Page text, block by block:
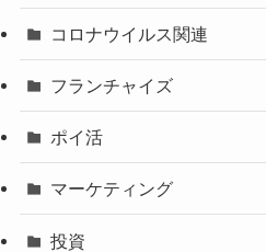
コロナウイルス関連
フランチャイズ
ポイ活
マーケティング
投資